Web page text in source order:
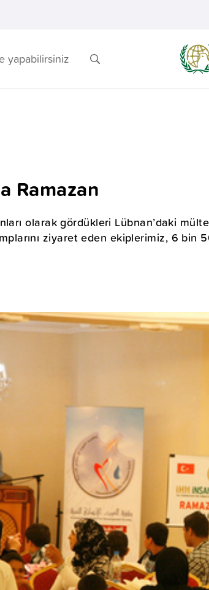
yapabilirsiniz
Ramazan
olarak gördükleri Lübnan’daki
ziyaret eden ekiplerimiz, 6 bin